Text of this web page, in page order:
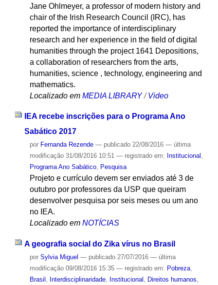
Jane Ohlmeyer, a professor of modern history and
chair of the Irish Research Council (IRC), has
reported the importance of interdisciplinary
research and her experience in the field of digital
humanities through the project 1641 Depositions,
a collaboration of researchers from the arts,
humanities, science , technology, engineering and
mathematics.
Localizado em MEDIA LIBRARY /Video
IEA recebe inscrições para o Programa Ano
Sabático 2017
por Fernanda Rezende — publicado22/08/2016 — última
modificação31/08/2016 10:51 — registrado em: Institucional ,
Programa Ano Sabático, Pesquisa
Projeto e currículo devem ser enviados até 3 de
outubro por professores da USP que queiram
desenvolver pesquisa por seis meses ou um ano
no IEA.
Localizado em NOTÍCIAS
A geografia social do Zika vírus no Brasil
por Sylvia Miguel — publicado27/07/2016 — última
modificação09/08/2016 15:35 — registrado em: Pobreza,
Brasil , Interdisciplinaridade, Institucional , Direitos humanos,